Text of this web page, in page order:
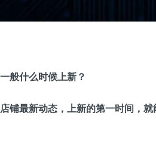
般什么时候上新？
铺最新动态，上新的第一时间，就